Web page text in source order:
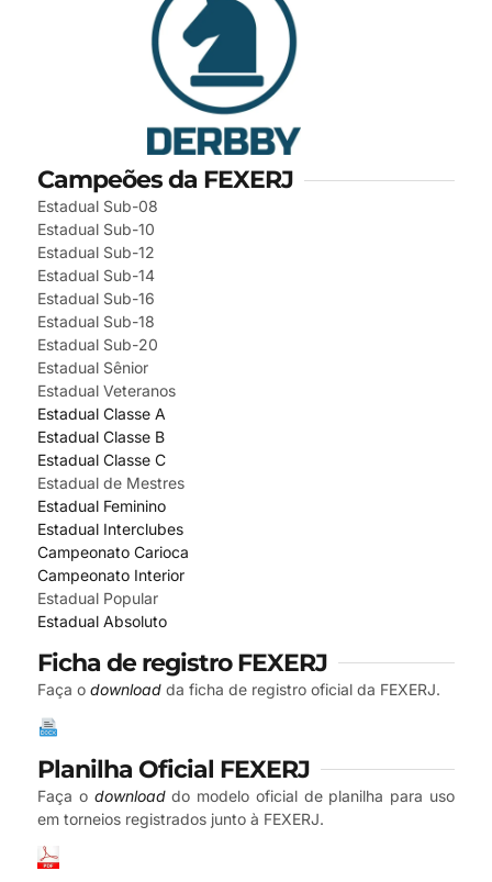
Campeões da FEXERJ
Estadual Sub-08
Estadual Sub-10
Estadual Sub-12
Estadual Sub-14
Estadual Sub-16
Estadual Sub-18
Estadual Sub-20
Estadual Sênior
Estadual Veteranos
Estadual Classe A
Estadual Classe B
Estadual Classe C
Estadual de Mestres
Estadual Feminino
Estadual Interclubes
Campeonato Carioca
Campeonato Interior
Estadual Popular
Estadual Absoluto
Ficha de registro FEXERJ
Faça o download da ficha de registro oficial da FEXERJ.
Planilha Oficial FEXERJ
Faça o downloaddo modelo oficial de planilha para uso
em torneios registrados junto à FEXERJ.